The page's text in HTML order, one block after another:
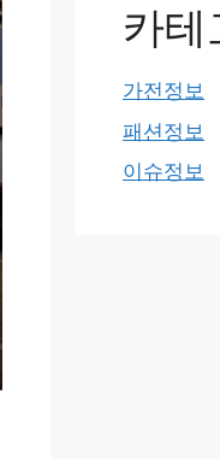
카테
가전정보
패션정보
이슈정보